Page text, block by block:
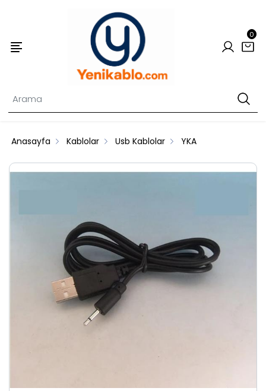
0
Anasayfa Kablolar Usb Kablolar YKA